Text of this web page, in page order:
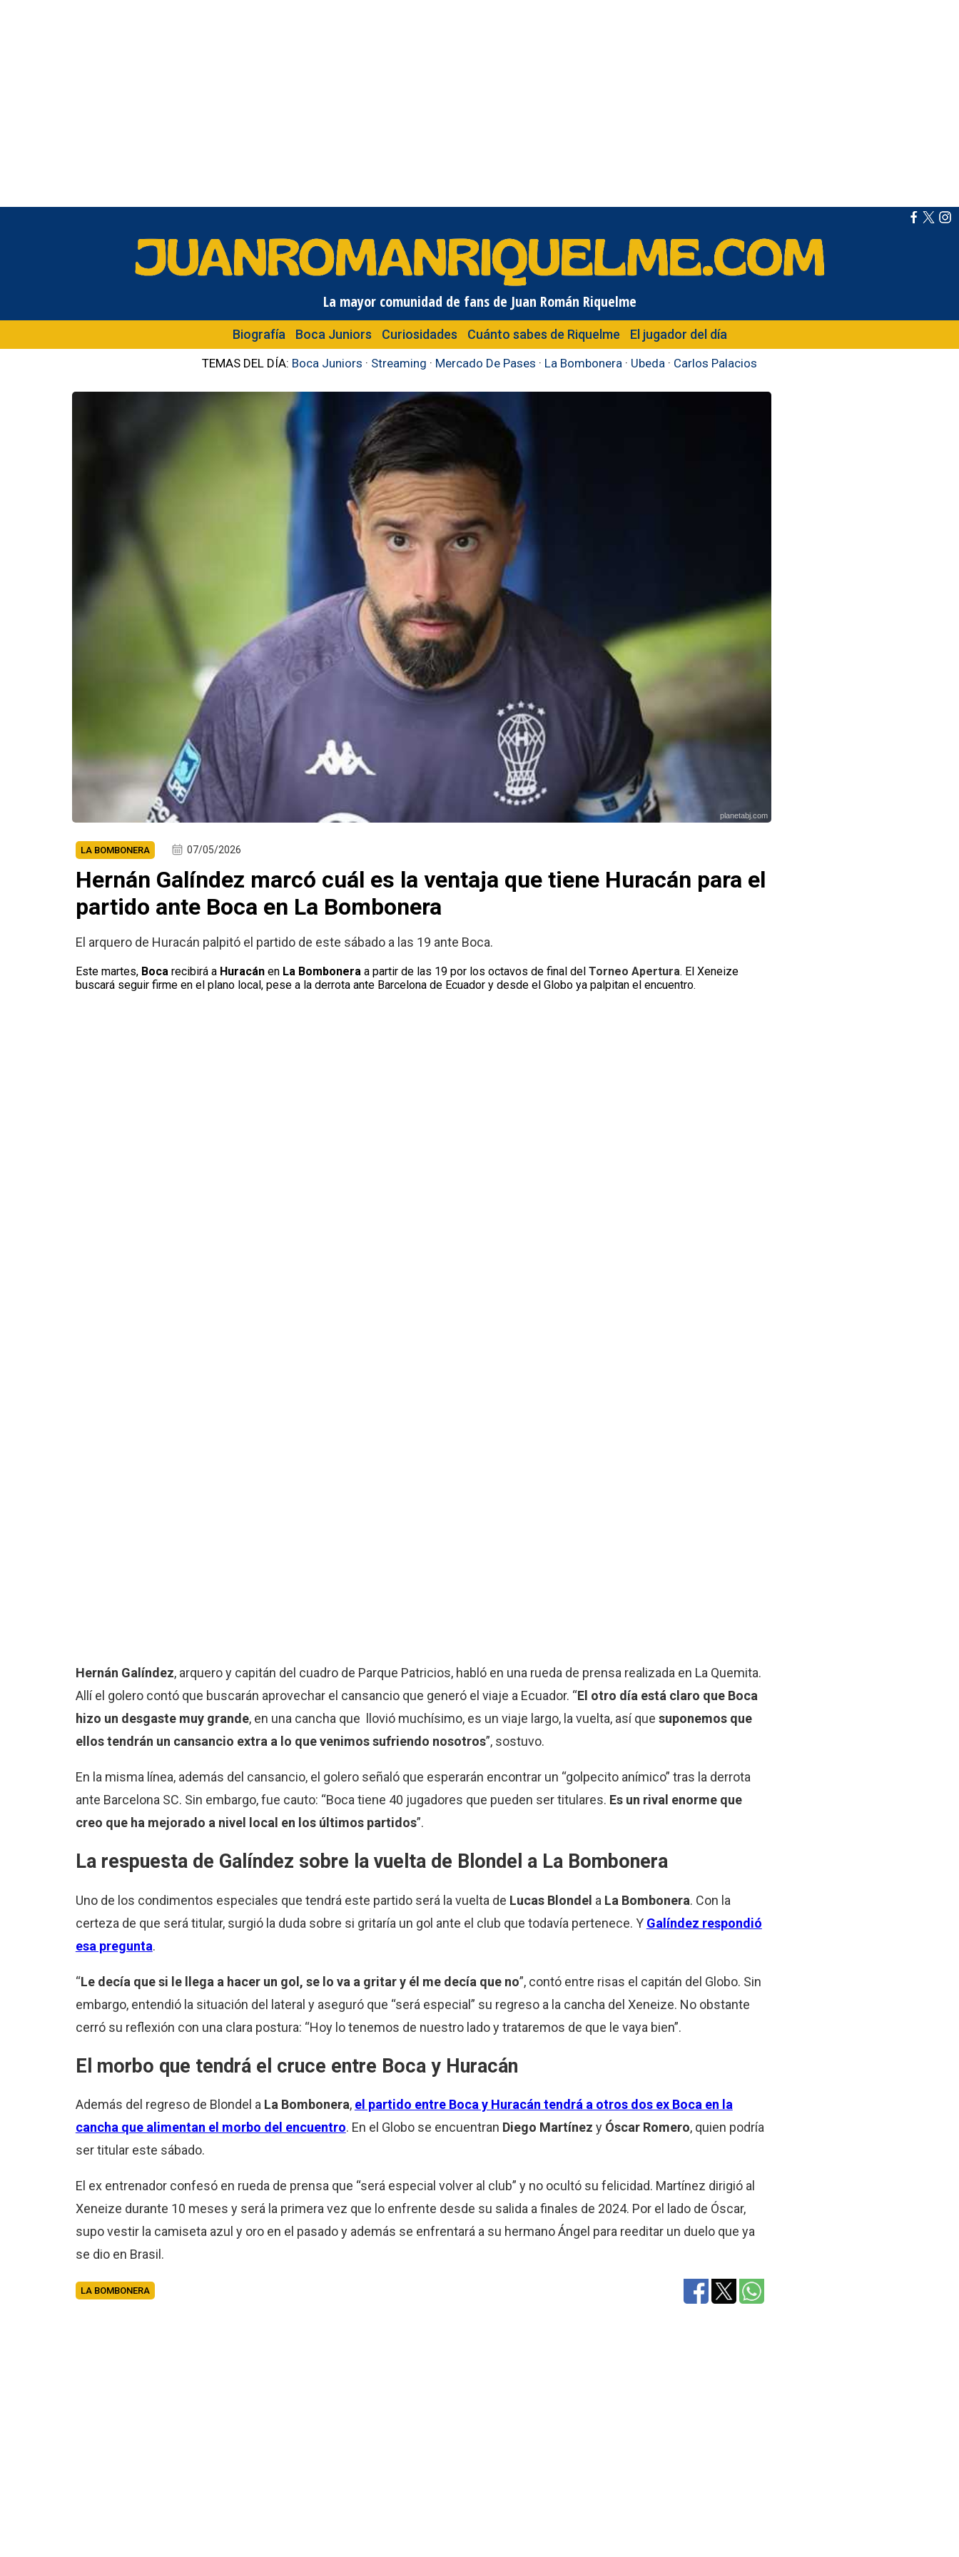
La mayor comunidad de fans de Juan Román Riquelme
Biografía Boca Juniors Curiosidades Cuánto sabes de Riquelme El jugador del día
TEMAS DEL DÍA: Boca Juniors · Streaming · Mercado De Pases · La Bombonera · Ubeda · Carlos Palacios
planetabj.com
LA BOMBONERA 07/05/2026
Hernán Galíndez marcó cuál es la ventaja que tiene Huracán para el
partido ante Boca en La Bombonera
El arquero de Huracán palpitó el partido de este sábado a las 19 ante Boca.
Este martes, Boca recibirá a Huracánen La Bombonera a partir de las 19 por los octavos de final del Torneo Apertura. El Xeneize
buscará seguir firme en el plano local, pese a la derrota ante Barcelona de Ecuador y desde el Globo ya palpitan el encuentro.
Hernán Galíndez, arquero y capitán del cuadro de Parque Patricios, habló en una rueda de prensa realizada en La Quemita.
Allí el golero contó que buscarán aprovechar el cansancio que generó el viaje a Ecuador. “El otro día está claro que Boca
hizo un desgaste muy grande, en una cancha que llovió muchísimo, es un viaje largo, la vuelta, así que suponemos que
ellos tendrán un cansancio extra a lo que venimos sufriendo nosotros”, sostuvo.
En la misma línea, además del cansancio, el golero señaló que esperarán encontrar un “golpecito anímico” tras la derrota
ante Barcelona SC. Sin embargo, fue cauto: “Boca tiene 40 jugadores que pueden ser titulares. Es un rival enorme que
creo que ha mejorado a nivel local en los últimos partidos”.
La respuesta de Galíndez sobre la vuelta de Blondel aLa Bombonera
Uno de los condimentos especiales que tendrá este partido será la vuelta de Lucas Blondel a La Bombonera. Con la
certeza de que será titular, surgió la duda sobre si gritaría un gol ante el club que todavía pertenece. Y Galíndez respondió
esa pregunta.
“Le decía que si le llega a hacer un gol, se lo va a gritar y él me decía que no”, contó entre risas el capitán del Globo. Sin
embargo, entendió la situación del lateral y aseguró que “será especial” su regreso a la cancha del Xeneize. No obstante
cerró su reflexión con una clara postura: “Hoy lo tenemos de nuestro lado y trataremos de que le vaya bien”.
El morbo que tendrá el cruce entre Boca y Huracán
Además del regreso de Blondel aLa Bombonera, el partido entre Boca y Huracán tendrá a otros dos ex Boca en la
cancha que alimentan el morbo del encuentro. En el Globo se encuentran Diego Martínez y Óscar Romero, quien podría
ser titular este sábado.
El ex entrenador confesó en rueda de prensa que “será especial volver al club” y no ocultó su felicidad. Martínez dirigió al
Xeneize durante 10 meses y será la primera vez que lo enfrente desde su salida a finales de 2024. Por el lado de Óscar,
supo vestir la camiseta azul y oro en el pasado y además se enfrentará a su hermano Ángel para reeditar un duelo que ya
se dio en Brasil.
LA BOMBONERA